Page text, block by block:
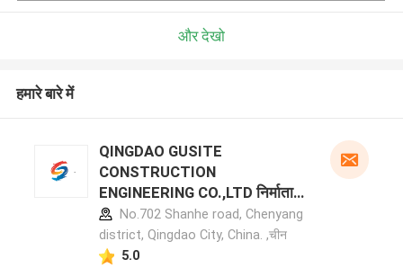
और देखो
हमारे बारे में
QINGDAO GUSITE
CONSTRUCTION
ENGINEERING CO.,LTD निर्माता
प्रोफ़ाइलNo.702 Shanhe road, Chenyang
district, Qingdao City, China. ,चीन
5.0